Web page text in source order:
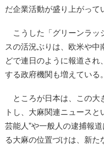
だ企業活動が盛り上がって
こうした「グリーンラッ
スの活況ぶりは、欧米や中
どで連日のように報道され
する政府機関も増えている。
ところが日本は、この大
トし、大麻関連ニュースと
芸能人”や一般人の逮捕報
る大麻の位置づけは、新た